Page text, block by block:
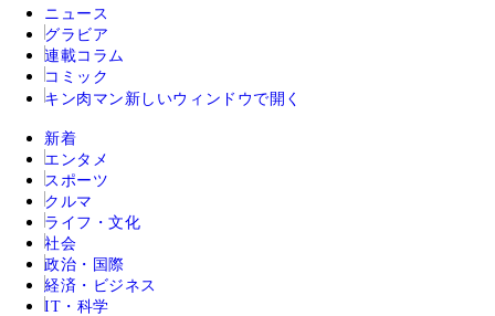
ニュース
グラビア
連載コラム
コミック
キン肉マン 新しいウィンドウで開く
新着
エンタメ
スポーツ
クルマ
ライフ・文化
社会
政治・国際
経済・ビジネス
IT・科学